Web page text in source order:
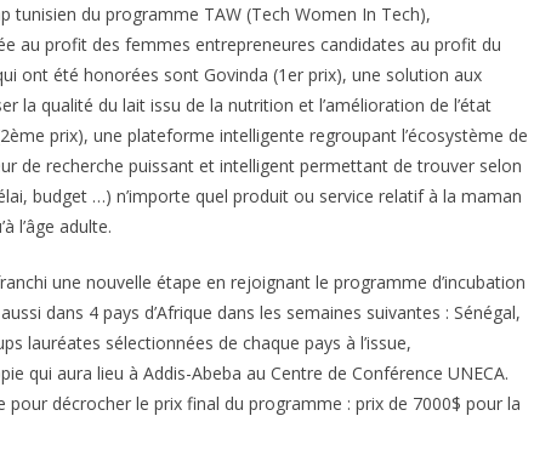
du programme TAW (Tech Women In Tech),
au profit des femmes entrepreneures candidates au profit du
ont été honorées sont Govinda (1er prix), une solution aux
la qualité du lait issu de la nutrition et l’amélioration de l’état
prix), une plateforme intelligente regroupant l’écosystème de
de recherche puissant et intelligent permettant de trouver selon
budget …) n’importe quel produit ou service relatif à la maman
l’âge adulte.
une nouvelle étape en rejoignant le programme d’incubation
dans 4 pays d’Afrique dans les semaines suivantes : Sénégal,
lauréates sélectionnées de chaque pays à l’issue,
qui aura lieu à Addis-Abeba au Centre de Conférence UNECA.
décrocher le prix final du programme : prix de 7000$ pour la